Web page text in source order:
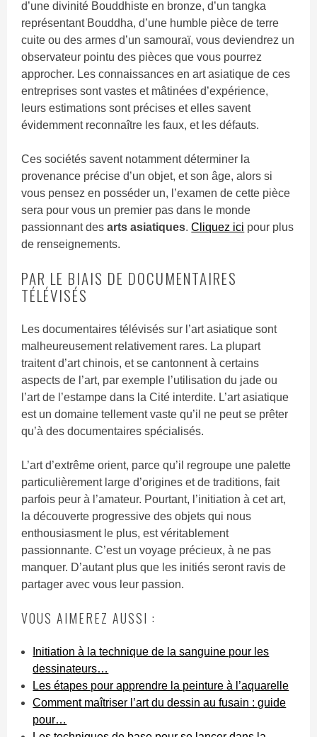
d’une divinité Bouddhiste en bronze, d’un tangka
représentant Bouddha, d’une humble pièce de terre
cuite ou des armes d’un samouraï, vous deviendrez un
observateur pointu des pièces que vous pourrez
approcher. Les connaissances en art asiatique de ces
entreprises sont vastes et mâtinées d’expérience,
leurs estimations sont précises et elles savent
évidemment reconnaître les faux, et les défauts.
Ces sociétés savent notamment déterminer la
provenance précise d’un objet, et son âge, alors si
vous pensez en posséder un, l’examen de cette pièce
sera pour vous un premier pas dans le monde
passionnant desarts asiatiques.Cliquez ici pour plus
de renseignements.
PAR LE BIAIS DE DOCUMENTAIRES
TÉLÉVISÉS
Les documentaires télévisés sur l’art asiatique sont
malheureusement relativement rares. La plupart
traitent d’art chinois, et se cantonnent à certains
aspects de l’art, par exemple l’utilisation du jade ou
l’art de l’estampe dans la Cité interdite. L’art asiatique
est un domaine tellement vaste qu’il ne peut se prêter
qu’à des documentaires spécialisés.
L’art d’extrême orient, parce qu’il regroupe une palette
particulièrement large d’origines et de traditions, fait
parfois peur à l’amateur. Pourtant, l’initiation à cet art,
la découverte progressive des objets qui nous
enthousiasment le plus, est véritablement
passionnante. C’est un voyage précieux, à ne pas
manquer. D’autant plus que les initiés seront ravis de
partager avec vous leur passion.
VOUS AIMEREZ AUSSI :
Initiation à la technique de la sanguine pour les
dessinateurs…
Les étapes pour apprendre la peinture à l’aquarelle
Comment maîtriser l’art du dessin au fusain : guide
pour…